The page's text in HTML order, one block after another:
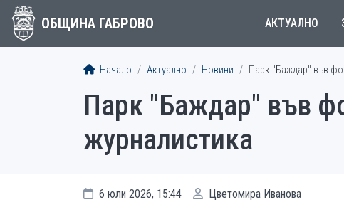
ОБЩИНА ГАБРОВО АКТУАЛНО
Начало Актуално Новини Парк "Баждар" във
Парк "Баждар" във
журналистика
6 юли 2026, 15:44 Цветомира Иванова